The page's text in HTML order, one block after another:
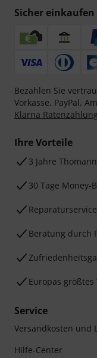
Sicher einkaufen
Bezahlen Sie
Vorkasse, PayPal,
Klarna Ratenzahlung
Ihre Vorteile
3 Jahre
30 Tage Money-
Reparaturservice
Beratung durch
Europas
Service
Versandkosten und
Hilfe-Center